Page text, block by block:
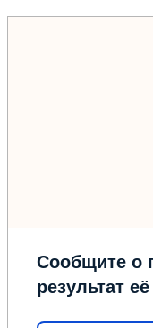
Сообщите о
результат